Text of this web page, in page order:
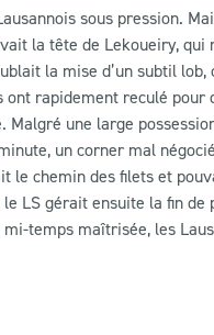
sous pression.
la tête de Lekoueiry, qui
la mise d’un subtil
rapidement reculé pour
une large
un corner mal
le chemin des filets et
LS gérait ensuite la fin
temps maîtrisée, les